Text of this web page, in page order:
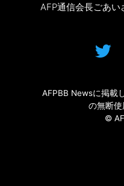
AFP通信会長ごあい
AFPBB Newsに掲載
の無断使
©